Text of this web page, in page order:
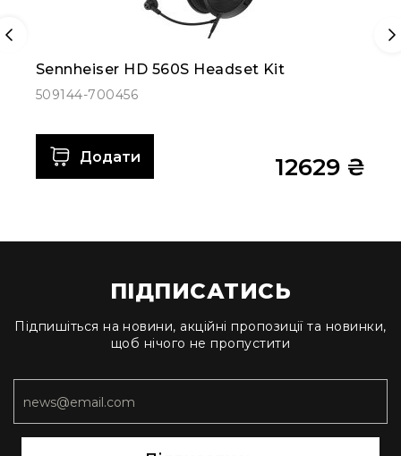
Прилади
лазерні
Прилади
цифрові
Прилади
мултичіпові
з
газоразрядною
вольфрамовою
Sennheiser HD 560S Headset Kit
509144-700456
Додати 12629 ₴
ПІДПИСАТИСЬ
Підпишіться на новини, акційні пропозиції та новинки,
щоб нічого не пропустити